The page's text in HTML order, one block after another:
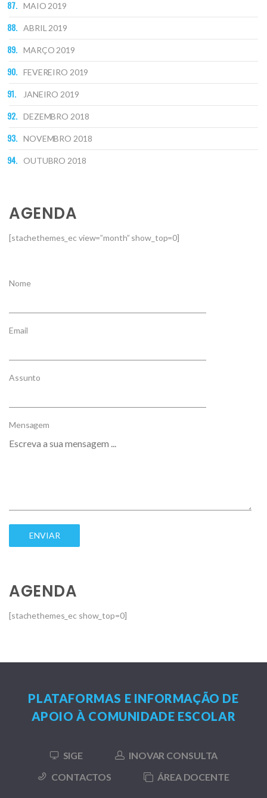
MAIO 2019
ABRIL 2019
MARÇO 2019
FEVEREIRO 2019
JANEIRO 2019
DEZEMBRO 2018
NOVEMBRO 2018
OUTUBRO 2018
AGENDA
[stachethemes_ec view=”month” show_top=0]
Nome
Email
Assunto
Mensagem
AGENDA
[stachethemes_ec show_top=0]
PLATAFORMAS E INFORMAÇÃO DE
APOIO À COMUNIDADE ESCOLAR
SIGE
INOVAR CONSULTA
CONTACTOS
ÁREA DOCENTE